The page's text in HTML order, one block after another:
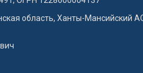
область, Ханты-Мансийский